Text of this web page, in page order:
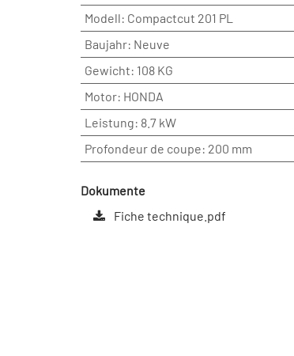
Modell: Compactcut 201 PL
Baujahr: Neuve
Gewicht: 108 KG
Motor: HONDA
Leistung: 8.7 kW
Profondeur de coupe: 200 mm
Dokumente
Fiche technique.pdf